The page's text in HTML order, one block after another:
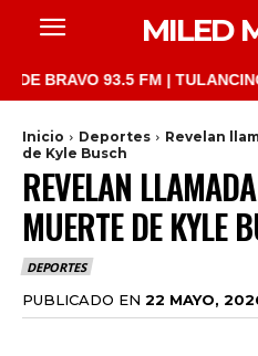
MILED
93.5 FM | TULANCINGO
Inicio Deportes
Revelan
de Kyle Busch
REVELAN
MUERTE DE KYLE
DEPORTES
PUBLICADO EN 22 MAYO,